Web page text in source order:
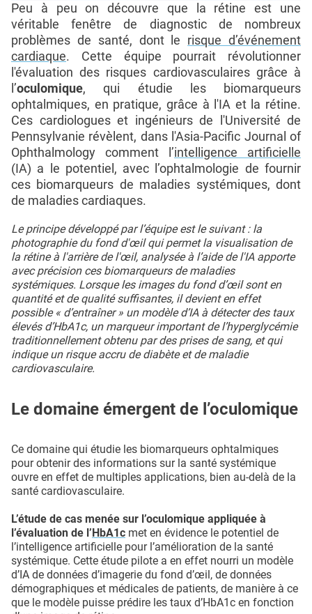
Peu à peu on découvre que la rétine est une
véritable fenêtre de diagnostic de nombreux
problèmes de santé, dont le risque d’événement
cardiaque. Cette équipe pourrait révolutionner
l'évaluation des risques cardiovasculaires grâce à
l’oculomique, qui étudie les biomarqueurs
ophtalmiques, en pratique, grâce à l'IA et la rétine.
Ces cardiologues et ingénieurs de l'Université de
Pennsylvanie révèlent, dans l'Asia-Pacific Journal of
Ophthalmology comment l’intelligence artificielle
(IA) a le potentiel, avec l’ophtalmologie de fournir
ces biomarqueurs de maladies systémiques, dont
de maladies cardiaques.
Le principe développé par l’équipe est le suivant : la
photographie du fond d'œil qui permet la visualisation de
la rétine à l'arrière de l'œil, analysée à l’aide de l'IA apporte
avec précision ces biomarqueurs de maladies
systémiques. Lorsque les images du fond d’œil sont en
quantité et de qualité suffisantes, il devient en effet
possible « d’entraîner » un modèle d’IA à détecter des taux
élevés d’HbA1c, un marqueur important de l’hyperglycémie
traditionnellement obtenu par des prises de sang, et qui
indique un risque accru de diabète et de maladie
cardiovasculaire.
Le domaine émergent de l’oculomique
Ce domaine qui étudie les biomarqueurs ophtalmiques
pour obtenir des informations sur la santé systémique
ouvre en effet de multiples applications, bien au-delà de la
santé cardiovasculaire.
L’étude de cas menée sur l’oculomique appliquée à
l’évaluation de l’ HbA1c met en évidence le potentiel de
l’intelligence artificielle pour l’amélioration de la santé
systémique. Cette étude pilote a en effet nourri un modèle
d’IA de données d’imagerie du fond d’œil, de données
démographiques et médicales de patients, de manière à ce
que le modèle puisse prédire les taux d’HbA1c en fonction